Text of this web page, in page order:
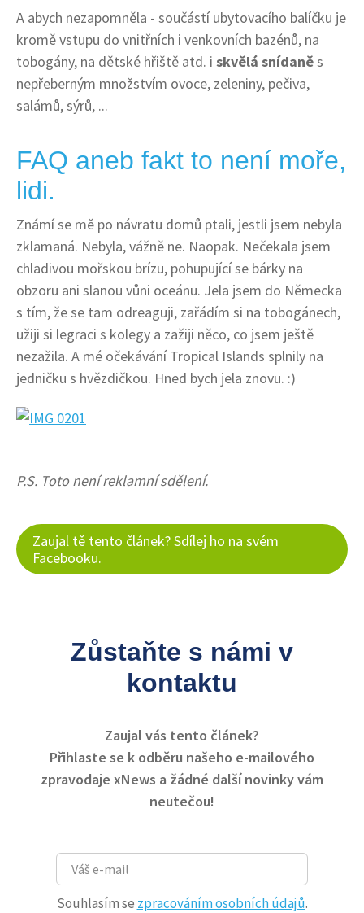
A abych nezapomněla - součástí ubytovacího balíčku je
kromě vstupu do vnitřních i venkovních bazénů, na
tobogány, na dětské hřiště atd. i skvělá snídaněs
nepřeberným množstvím ovoce, zeleniny, pečiva,
salámů, sýrů, ...
FAQ aneb fakt to není moře,
lidi.
Známí se mě po návratu domů ptali, jestli jsem nebyla
zklamaná. Nebyla, vážně ne. Naopak. Nečekala jsem
chladivou mořskou brízu, pohupující se bárky na
obzoru ani slanou vůni oceánu. Jela jsem do Německa
s tím, že se tam odreaguji, zařádím si na tobogánech,
užiji si legraci s kolegy a zažiji něco, co jsem ještě
nezažila. A mé očekávání Tropical Islands splnily na
jedničku s hvězdičkou. Hned bych jela znovu. :)
P.S. Toto není reklamní sdělení.
Zaujal tě tento článek? Sdílej ho na svém
Facebooku.
Zůstaňte s námi v
kontaktu
Zaujal vás tento článek?
Přihlaste se k odběru našeho e-mailového
zpravodaje xNews a žádné další novinky vám
neutečou!
Souhlasím se zpracováním osobních údajů.